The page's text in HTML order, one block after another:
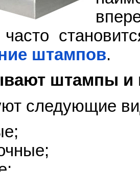
штампов.
штампы и
следующие